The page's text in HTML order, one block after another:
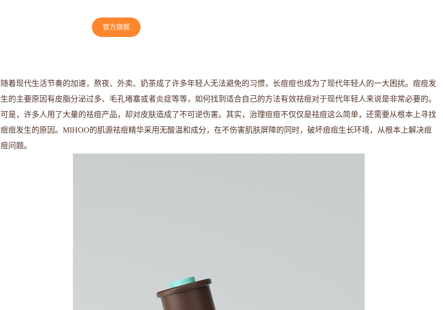
官方旗舰
随着现代生活节奏的加速，熬夜、外卖、奶茶成了许多年轻人无法避免的习惯，长痘痘也成为了现代年轻人的一大困扰。痘痘发
生的主要原因有皮脂分泌过多、毛孔堵塞或者炎症等等，如何找到适合自己的方法有效祛痘对于现代年轻人来说是非常必要的。
可是，许多人用了大量的祛痘产品，却对皮肤造成了不可逆伤害。其实，治理痘痘不仅仅是祛痘这么简单，还需要从根本上寻找
痘痘发生的原因。MIHOO的肌源祛痘精华采用无酸温和成分，在不伤害肌肤屏障的同时，破坏痘痘生长环境，从根本上解决痘
痘问题。